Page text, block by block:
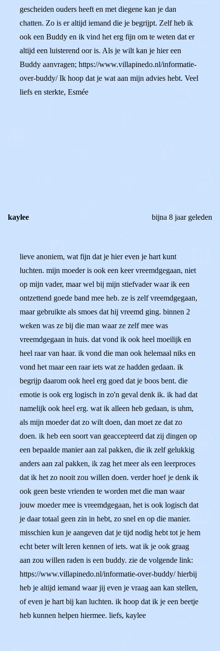
gescheiden ouders heeft en met diegene kan je dan
chatten. Zo is er altijd iemand die je begrijpt. Zelf heb ik
ook een Buddy en ik vind het erg fijn om te weten dat er
altijd een luisterend oor is. Als je wilt kan je hier een
Buddy aanvragen; https://www.villapinedo.nl/informatie-
over-buddy/ Ik hoop dat je wat aan mijn advies hebt. Veel
liefs en sterkte, Esmée
kaylee bijna 8 jaar geleden
lieve anoniem, wat fijn dat je hier even je hart kunt
luchten. mijn moeder is ook een keer vreemdgegaan, niet
op mijn vader, maar wel bij mijn stiefvader waar ik een
ontzettend goede band mee heb. ze is zelf vreemdgegaan,
maar gebruikte als smoes dat hij vreemd ging. binnen 2
weken was ze bij die man waar ze zelf mee was
vreemdgegaan in huis. dat vond ik ook heel moeilijk en
heel raar van haar. ik vond die man ook helemaal niks en
vond het maar een raar iets wat ze hadden gedaan. ik
begrijp daarom ook heel erg goed dat je boos bent. die
emotie is ook erg logisch in zo'n geval denk ik. ik had dat
namelijk ook heel erg. wat ik alleen heb gedaan, is uhm,
als mijn moeder dat zo wilt doen, dan moet ze dat zo
doen. ik heb een soort van geaccepteerd dat zij dingen op
een bepaalde manier aan zal pakken, die ik zelf gelukkig
anders aan zal pakken, ik zag het meer als een leerproces
dat ik het zo nooit zou willen doen. verder hoef je denk ik
ook geen beste vrienden te worden met die man waar
jouw moeder mee is vreemdgegaan, het is ook logisch dat
je daar totaal geen zin in hebt, zo snel en op die manier.
misschien kun je aangeven dat je tijd nodig hebt tot je hem
echt beter wilt leren kennen of iets. wat ik je ook graag
aan zou willen raden is een buddy. zie de volgende link:
https://www.villapinedo.nl/informatie-over-buddy/ hierbij
heb je altijd iemand waar jij even je vraag aan kan stellen,
of even je hart bij kan luchten. ik hoop dat ik je een beetje
heb kunnen helpen hiermee. liefs, kaylee